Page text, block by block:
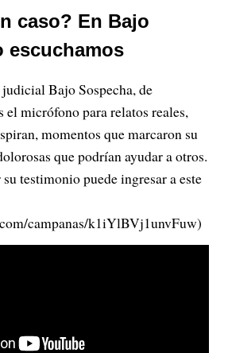
caso? En Bajo
escuchamos
Bajo Sospecha, de
el micrófono para relatos reales,
momentos que marcaron su
que podrían ayudar a otros.
testimonio puede ingresar a este
campanas/k1iYlBVj1unvFuw)